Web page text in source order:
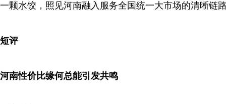
一颗水饺，照见河南融入服务全国统一大市场的清晰链
短评
河南性价比缘何总能引发共鸣